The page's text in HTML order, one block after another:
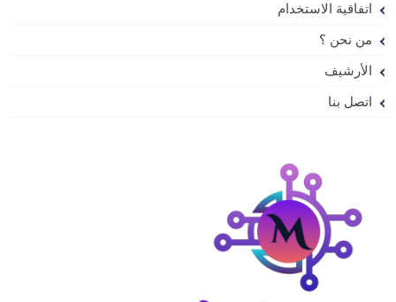
اتفاقية الاستخدام
من نحن ؟
الأرشيف
اتصل بنا